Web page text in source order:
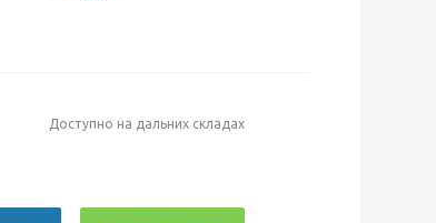
Доступно на дальних складах